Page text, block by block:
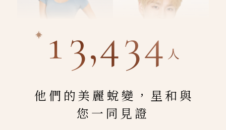
13,434 人
他們的美麗蛻變，星和與
您一同見證